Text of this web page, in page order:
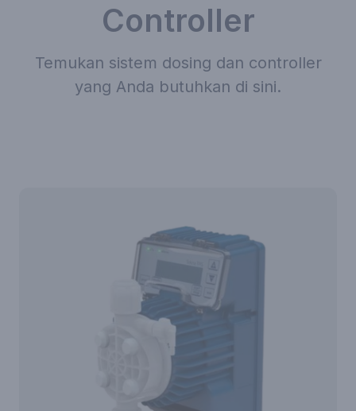
Controller
Temukan sistem dosing dan controller
yang Anda butuhkan di sini.